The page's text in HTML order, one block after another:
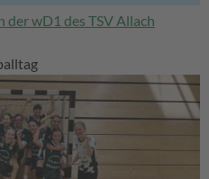
wD1 des TSV Allach